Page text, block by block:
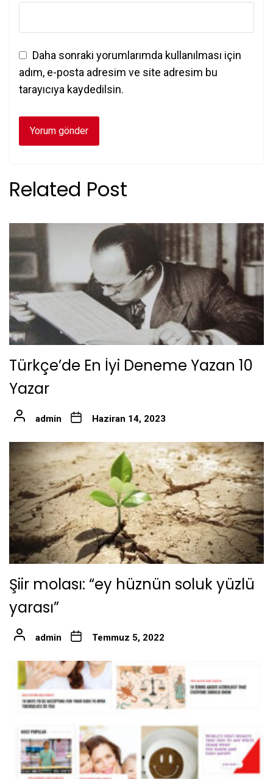
Daha sonraki yorumlarımda kullanılması için
adım, e-posta adresim ve site adresim bu
tarayıcıya kaydedilsin.
Related Post
Türkçe’de En İyi Deneme Yazan 10
Yazar
admin Haziran 14, 2023
Şiir molası: “ey hüznün soluk yüzlü
yarası”
admin Temmuz 5, 2022